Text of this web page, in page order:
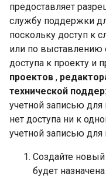
предоставляет
службу поддержки
поскольку доступ к
или по выставлению
доступа к проекту и
проектов ,
технической
учетной записью для
нет доступа ни к
учетной записью для
Создайте
будет